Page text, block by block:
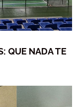
QUE NADA TE